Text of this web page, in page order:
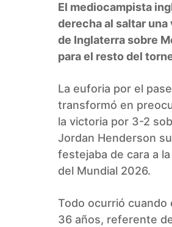
El mediocampista
derecha al saltar
de Inglaterra sobre
para el resto del
La euforia por el
transformó en
la victoria por 3-2
Jordan Henderson
festejaba de cara a
del Mundial 2026.
Todo ocurrió cuando
36 años, referente